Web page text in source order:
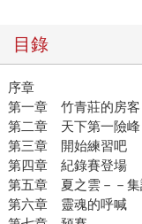
目錄
序章
第一章 竹青莊的房客
第二章 天下第一險峰
第三章 開始練習吧
第四章 紀錄賽登場
第五章 夏之雲－－集
第六章 靈魂的呼喊